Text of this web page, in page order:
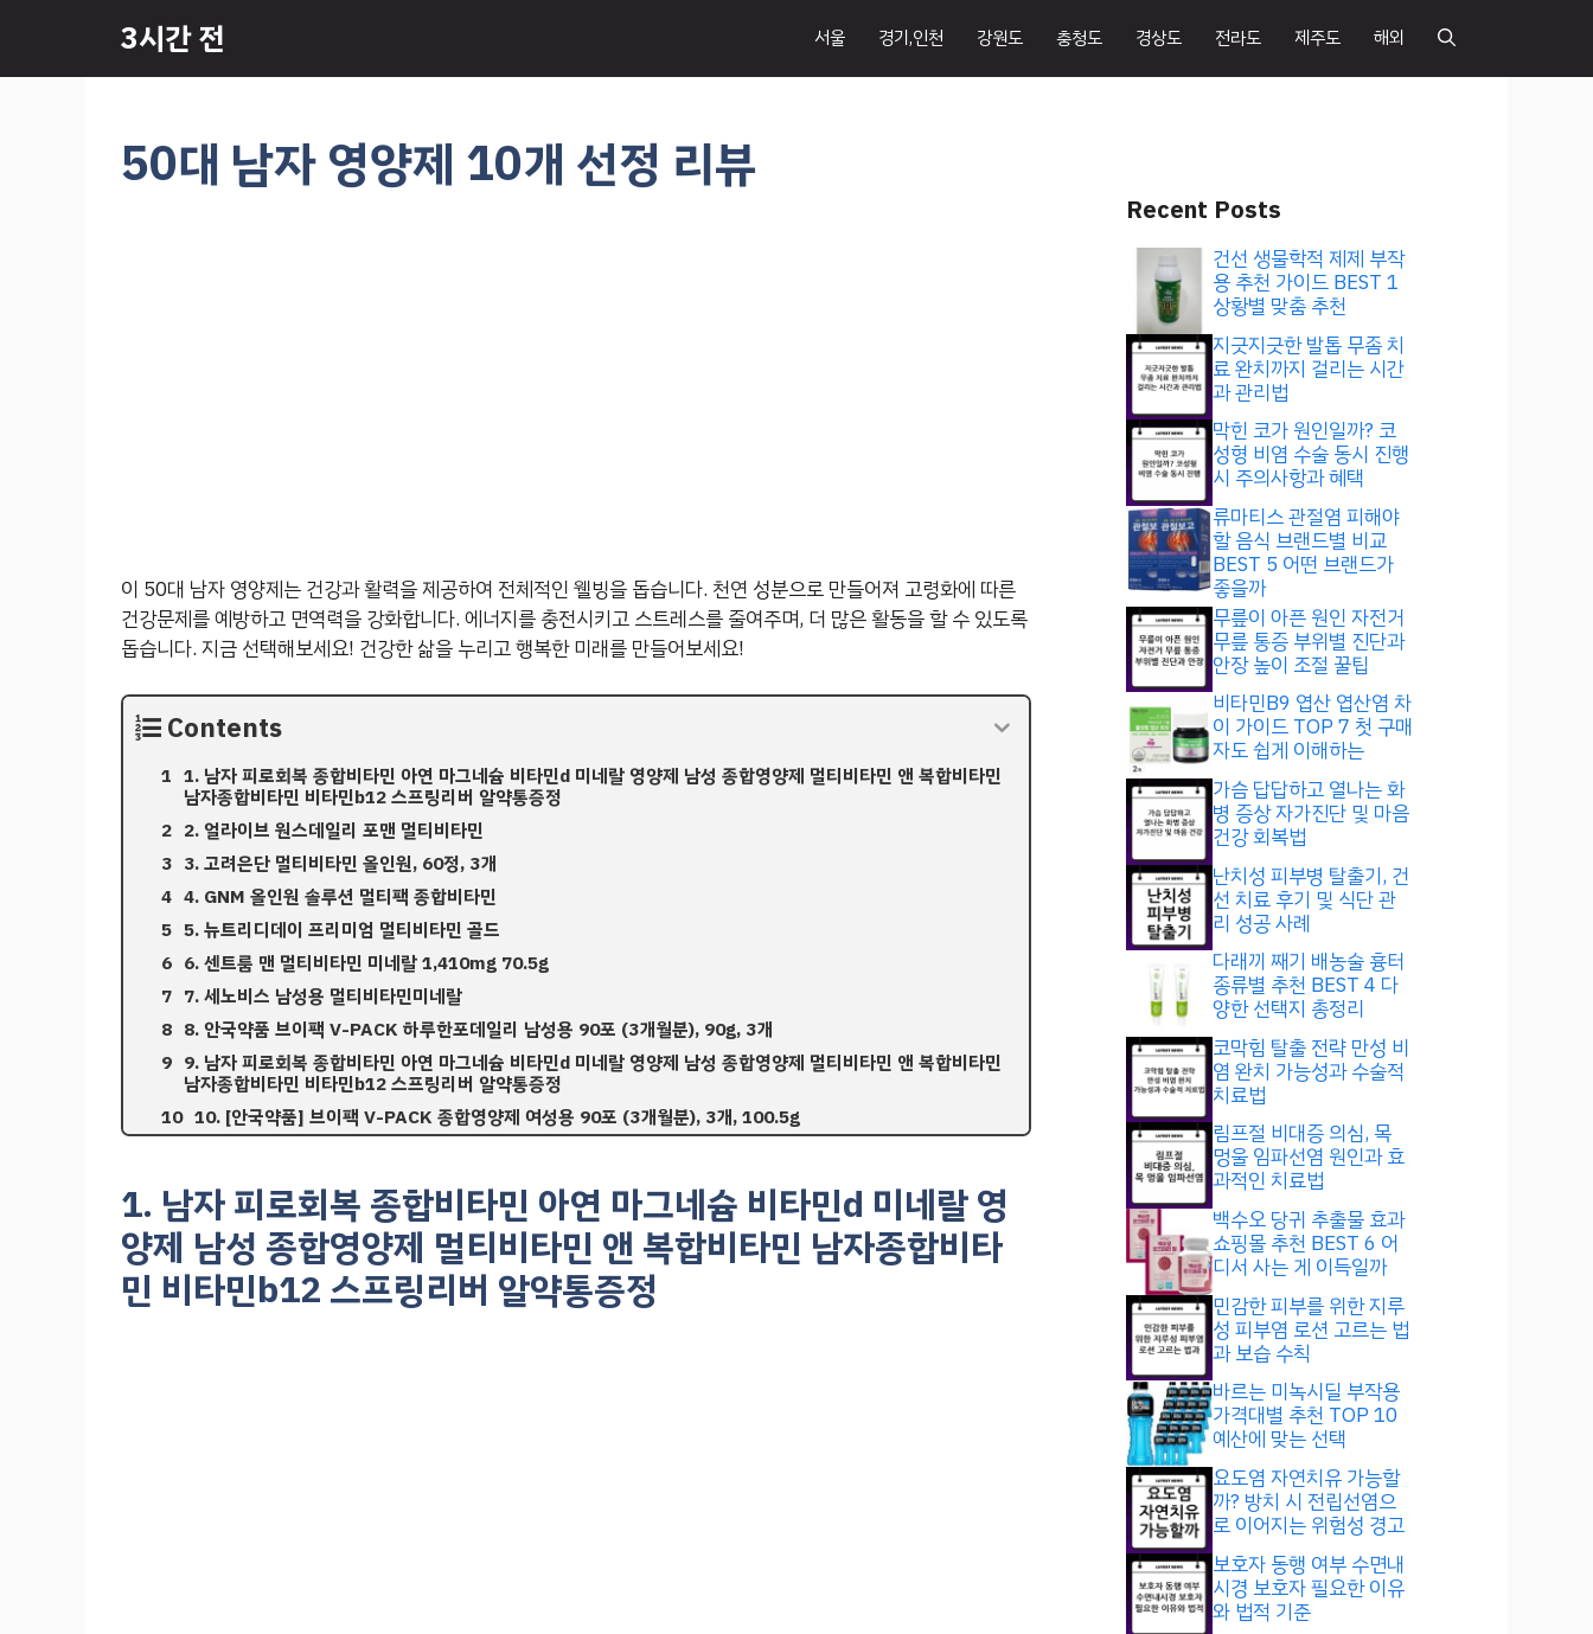
츠
3시간 전 서울 경기,인천 강원도 충청도 경상도 전라도 제주도 해외
50대 남자 영양제 10개 선정 리뷰
이 50대 남자 영양제는 건강과 활력을 제공하여 전체적인 웰빙을 돕습니다. 천연 성분으로 만들어져 고령화에 따른
건강문제를 예방하고 면역력을 강화합니다. 에너지를 충전시키고 스트레스를 줄여주며, 더 많은 활동을 할 수 있도록
돕습니다. 지금 선택해보세요! 건강한 삶을 누리고 행복한 미래를 만들어보세요!
Contents
1. 남자 피로회복 종합비타민 아연 마그네슘 비타민d 미네랄 영양제 남성 종합영양제 멀티비타민 앤 복합비타민
남자종합비타민 비타민b12 스프링리버 알약통증정
2. 얼라이브 원스데일리 포맨 멀티비타민
3. 고려은단 멀티비타민 올인원, 60정, 3개
4. GNM 올인원 솔루션 멀티팩 종합비타민
5. 뉴트리디데이 프리미엄 멀티비타민 골드
6. 센트룸 맨 멀티비타민 미네랄 1,410mg 70.5g
7. 세노비스 남성용 멀티비타민미네랄
8. 안국약품 브이팩 V-PACK 하루한포데일리 남성용 90포 (3개월분), 90g, 3개
9. 남자 피로회복 종합비타민 아연 마그네슘 비타민d 미네랄 영양제 남성 종합영양제 멀티비타민 앤 복합비타민
남자종합비타민 비타민b12 스프링리버 알약통증정
10. [안국약품] 브이팩 V-PACK 종합영양제 여성용 90포 (3개월분), 3개, 100.5g
1. 남자 피로회복 종합비타민 아연 마그네슘 비타민d 미네랄 영
양제 남성 종합영양제 멀티비타민 앤 복합비타민 남자종합비타
민 비타민b12 스프링리버 알약통증정
Recent Posts
건선 생물학적 제제 부작
용 추천 가이드 BEST 1
상황별 맞춤 추천
지긋지긋한 발톱 무좀 치
료 완치까지 걸리는 시간
과 관리법
막힌 코가 원인일까? 코
성형 비염 수술 동시 진행
시 주의사항과 혜택
류마티스 관절염 피해야
할 음식 브랜드별 비교
BEST 5 어떤 브랜드가
좋을까
무릎이 아픈 원인 자전거
무릎 통증 부위별 진단과
안장 높이 조절 꿀팁
비타민B9 엽산 엽산염 차
이 가이드 TOP 7 첫 구매
자도 쉽게 이해하는
가슴 답답하고 열나는 화
병 증상 자가진단 및 마음
건강 회복법
난치성 피부병 탈출기, 건
선 치료 후기 및 식단 관
리 성공 사례
다래끼 째기 배농술 흉터
종류별 추천 BEST 4 다
양한 선택지 총정리
코막힘 탈출 전략 만성 비
염 완치 가능성과 수술적
치료법
림프절 비대증 의심, 목
멍울 임파선염 원인과 효
과적인 치료법
백수오 당귀 추출물 효과
쇼핑몰 추천 BEST 6 어
디서 사는 게 이득일까
민감한 피부를 위한 지루
성 피부염 로션 고르는 법
과 보습 수칙
바르는 미녹시딜 부작용
가격대별 추천 TOP 10
예산에 맞는 선택
요도염 자연치유 가능할
까? 방치 시 전립선염으
로 이어지는 위험성 경고
보호자 동행 여부 수면내
시경 보호자 필요한 이유
와 법적 기준